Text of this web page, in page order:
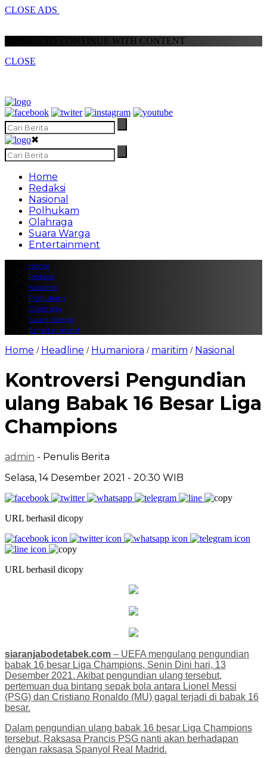
CLOSE ADS
SCROLL TO CONTINUE WITH CONTENT
CLOSE
✖
Home
Redaksi
Nasional
Polhukam
Olahraga
Suara Warga
Entertainment
Home
Redaksi
Nasional
Polhukam
Olahraga
Suara Warga
Entertainment
Home / Headline / Humaniora / maritim / Nasional
Kontroversi Pengundian
ulang Babak 16 Besar Liga
Champions
admin - Penulis Berita
Selasa, 14 Desember 2021 - 20:30 WIB
URL berhasil dicopy
URL berhasil dicopy
siaranjabodetabek.com – UEFA mengulang pengundian
babak 16 besar Liga Champions, Senin Dini hari, 13
Desember 2021. Akibat pengundian ulang tersebut,
pertemuan dua bintang sepak bola antara Lionel Messi
(PSG) dan Cristiano Ronaldo (MU) gagal terjadi di babak 16
besar.
Dalam pengundian ulang babak 16 besar Liga Champions
tersebut, Raksasa Prancis PSG nanti akan berhadapan
dengan raksasa Spanyol Real Madrid.